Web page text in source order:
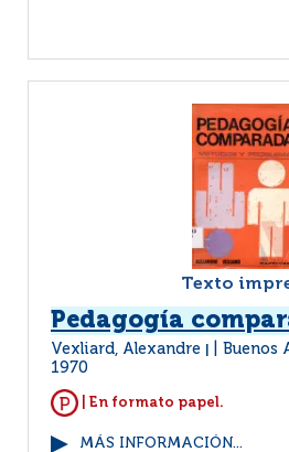
Texto
Pedagogía
Vexliard, Alexandre Buenos
1970
| En formato papel.
MÁS INFORMACIÓN...